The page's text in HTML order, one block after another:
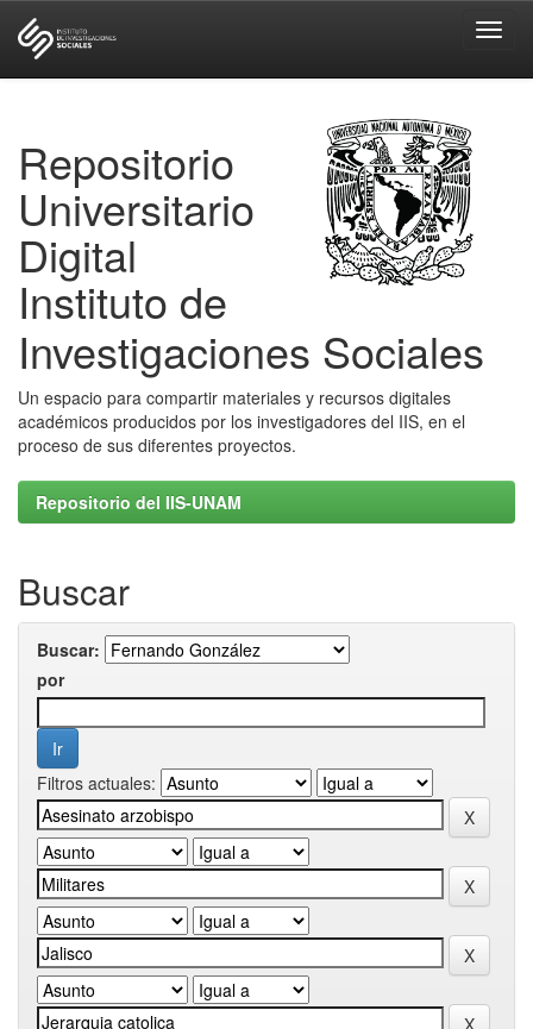
Repositorio
Universitario
Digital
Instituto de
Investigaciones Sociales
Un espacio para compartir materiales y recursos digitales
académicos producidos por los investigadores del IIS, en el
proceso de sus diferentes proyectos.
Repositorio del IIS-UNAM
Buscar
Buscar:
por
Filtros actuales: